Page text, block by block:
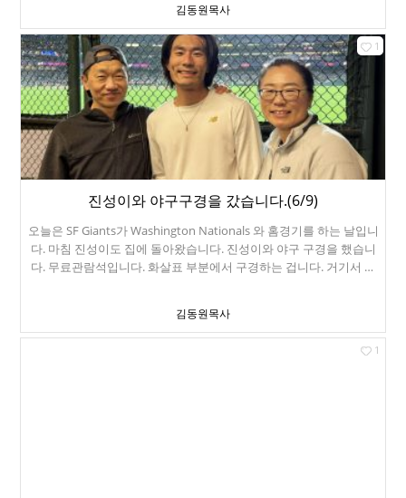
톨에 UC Davis 소방서 마크가 붙어 있습니다. 진수가 소방서에서 4년
간 EMT로 근무했습니다. 진수가 일했던 소방서입니다. 정신없이 졸업
식을 마치고, 다시 샌프란시스코에 돌아와서 주일 준비를 했습니다.
주일 저녁에는 미션에 있는 Foreign Cinema 라는 식당에서 진성이가
한턱 냈습니다. 참 좋은 곳이었고, 저녁이 되면 벽에 영화를 상영합니
다. 4년 동안 진수를 인도해주신 하나님께 감사드리고, 앞으로 진로도
인도해주시기를 기도합니다.
김동원목사
진성이와 야구구경을 갔습니다.(6/9)
오늘은 SF Giants가 Washington Nationals 와 홈경기를 하는 날입니
다. 마침 진성이도 집에 돌아왔습니다. 진성이와 야구 구경을 했습니
다. 무료관람석입니다. 화살표 부분에서 구경하는 겁니다. 거기서 보
김동원목사
1
1